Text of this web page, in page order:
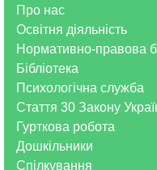
Про нас
Освітня діяльність
Нормативно-правова
Бібліотека
Психологічна служба
Стаття 30 Закону
Гурткова робота
Дошкільники
Спілкування